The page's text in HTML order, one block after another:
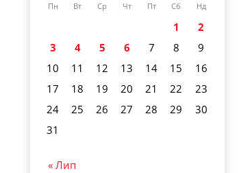
Пн Вт Ср Чт Пт Сб Нд
1
2
3
4 5 6 7 8
9
10
11 12 13 14 15
16
17
18 19 20 21 22
23
24
25 26 27 28 29
30
31
« Лип